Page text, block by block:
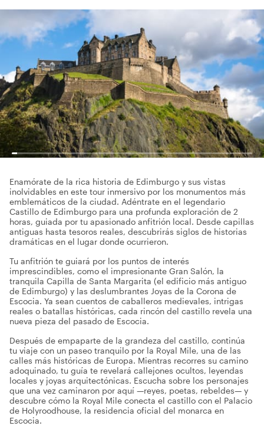
Enamórate de la rica historia de Edimburgo y sus vistas
inolvidables en este tour inmersivo por los monumentos más
emblemáticos de la ciudad. Adéntrate en el legendario
Castillo de Edimburgo para una profunda exploración de 2
horas, guiada por tu apasionado anfitrión local. Desde capillas
antiguas hasta tesoros reales, descubrirás siglos de historias
dramáticas en el lugar donde ocurrieron.
Tu anfitrión te guiará por los puntos de interés
imprescindibles, como el impresionante Gran Salón, la
tranquila Capilla de Santa Margarita (el edificio más antiguo
de Edimburgo) y las deslumbrantes Joyas de la Corona de
Escocia. Ya sean cuentos de caballeros medievales, intrigas
reales o batallas históricas, cada rincón del castillo revela una
nueva pieza del pasado de Escocia.
Después de empaparte de la grandeza del castillo, continúa
tu viaje con un paseo tranquilo por la Royal Mile, una de las
calles más históricas de Europa. Mientras recorres su camino
adoquinado, tu guía te revelará callejones ocultos, leyendas
locales y joyas arquitectónicas. Escucha sobre los personajes
que una vez caminaron por aquí —reyes, poetas, rebeldes— y
descubre cómo la Royal Mile conecta el castillo con el Palacio
de Holyroodhouse, la residencia oficial del monarca en
Escocia.